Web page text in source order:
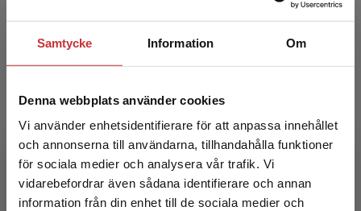
Samtycke Information Om
Denna webbplats använder cookies
Vi använder enhetsidentifierare för att anpassa innehållet
och annonserna till användarna, tillhandahålla funktioner
för sociala medier och analysera vår trafik. Vi
vidarebefordrar även sådana identifierare och annan
information från din enhet till de sociala medier och
Begränsad fraktregion
Urologi
Arnsrud Godtman, Rebecka m.fl. (red.)